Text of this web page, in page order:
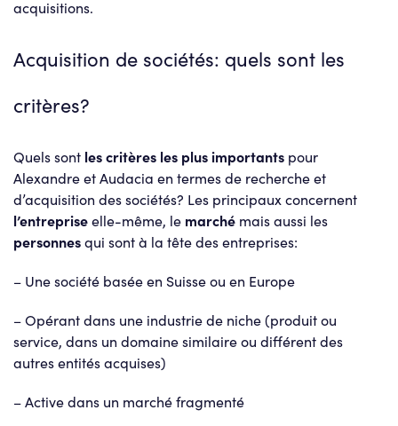
acquisitions.
Acquisition de sociétés: quels sont les
critères?
Quels sont les critères les plus importants pour
Alexandre et Audacia en termes de recherche et
d’acquisition des sociétés? Les principaux concernent
l’entrepriseelle-même, le marché mais aussi les
personnesqui sont à la tête des entreprises:
– Une société basée en Suisse ou en Europe
– Opérant dans une industrie de niche (produit ou
service, dans un domaine similaire ou différent des
autres entités acquises)
– Active dans un marché fragmenté